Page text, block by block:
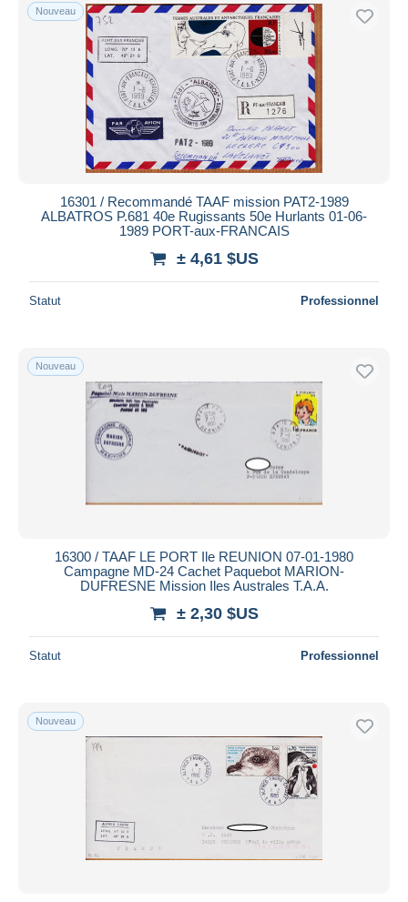
Nouveau
16301 / Recommandé TAAF mission PAT2-1989
ALBATROS P.681 40e Rugissants 50e Hurlants 01-06-
1989 PORT-aux-FRANCAIS
± 4,61 $US
Statut Professionnel
Nouveau
16300 / TAAF LE PORT Ile REUNION 07-01-1980
Campagne MD-24 Cachet Paquebot MARION-
DUFRESNE Mission Iles Australes T.A.A.
± 2,30 $US
Statut Professionnel
Nouveau